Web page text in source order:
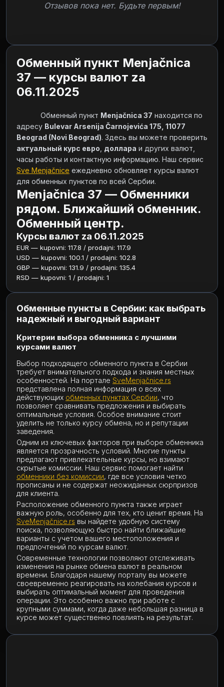
Отзывов пока нет. Будьте первым!
Обменный пункт Menjačnica
37 — курсы валют za
06.11.2025
            Обменный пункт
Menjačnica 37 находится по
адресу Bulevar Arsenija Čarnojevića 175, 11077
Beograd (Novi Beograd)
актуальный курс евро доллара и других валют,
Sve Menjačnice ежедневно обновляет курсы валют
для обменных пунктов по всей Сербии.
Menjačnica 37 — Обменники
рядом. Ближайший обменник.
Обменный центр.
Курсы валют za 06.11.2025
EUR — kupovni: 117.8 / prodajni: 117.9
USD — kupovni: 100.1 / prodajni: 102.8
GBP — kupovni: 131.9 / prodajni: 135.4
RSD — kupovni: 1 / prodajni: 1
Обменные пункты в Сербии: как выбрать
надежный и выгодный вариант
Критерии выбора обменника с лучшими
курсами валют
Выбор подходящего обменного пункта в Сербии
требует внимательного подхода и знания местных
особенностей. На портале SveMenjačnice.rs
представлена полная информация о всех
действующих обменных пунктах Сербии, что
позволяет сравнивать предложения и выбирать
оптимальные условия. Особое внимание стоит
уделить не только курсу обмена, но и репутации
заведения.
Одним из ключевых факторов при выборе обменника
является прозрачность условий. Многие пункты
предлагают привлекательные курсы, но взимают
скрытые комиссии. Наш сервис помогает найти
обменники без комиссии, где все условия четко
прописаны и не содержат неожиданных сюрпризов
для клиента.
Расположение обменного пункта также играет
важную роль, особенно для тех, кто ценит время. На
SveMenjačnice.rs вы найдете удобную систему
поиска, позволяющую быстро найти ближайшие
варианты с учетом вашего местоположения и
предпочтений по курсам валют.
Современные технологии позволяют отслеживать
изменения на рынке обмена валют в реальном
времени. Благодаря нашему порталу вы можете
своевременно реагировать на колебания курсов и
выбирать оптимальный момент для проведения
операции. Это особенно важно при работе с
крупными суммами, когда даже небольшая разница в
курсе может существенно повлиять на результат.